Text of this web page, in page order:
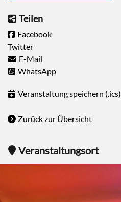
Teilen
Facebook
Twitter
E-Mail
WhatsApp
Veranstaltung speichern (.ics)
Zurück zur Übersicht
Veranstaltungsort